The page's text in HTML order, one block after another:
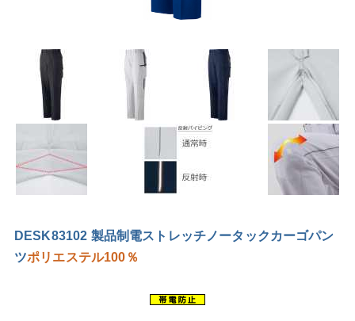
DESK83102 製品制電ストレッチノータックカーゴパン
ツポリエステル100％